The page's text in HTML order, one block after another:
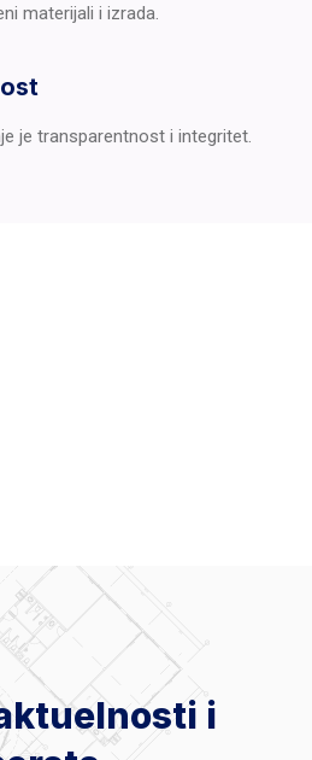
materijali i izrada.
je transparentnost i integritet.
i